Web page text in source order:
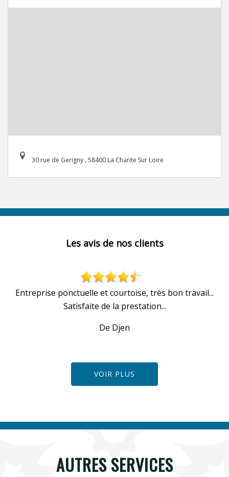
30 rue de Gerigny , 58400 La Charite Sur Loire
Les avis de nos clients
Entreprise ponctuelle et courtoise, très bon travail...
Satisfaite de la prestation...
De Djen
VOIR PLUS
AUTRES SERVICES